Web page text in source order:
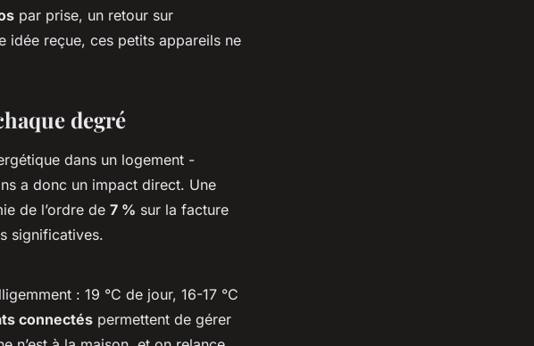
par prise, un retour sur
idée reçue, ces petits appareils ne
degré
dans un logement -
a donc un impact direct. Une
de l’ordre de 7 % sur la facture
significatives.
: 19 °C de jour, 16-17 °C
connectés permettent de gérer